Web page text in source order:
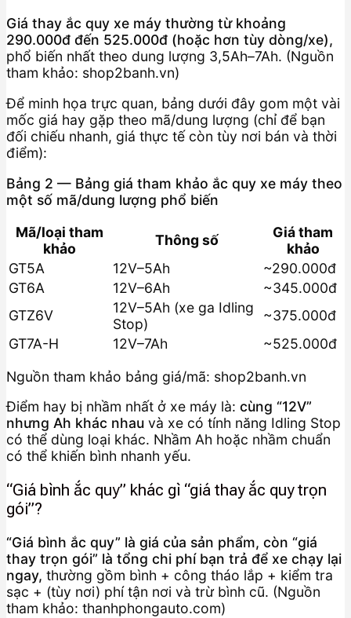
Giá thay ắc quy xe máy thường từ khoảng
290.000đ đến 525.000đ (hoặc hơn tùy dòng/xe),
phổ biến nhất theo dung lượng 3,5Ah–7Ah. (Nguồn
tham khảo: shop2banh.vn)
Để minh họa trực quan, bảng dưới đây gom một vài
mốc giá hay gặp theo mã/dung lượng (chỉ để bạn
đối chiếu nhanh, giá thực tế còn tùy nơi bán và thời
điểm):
Bảng 2 — Bảng giá tham khảo ắc quy xe máy theo
một số mã/dung lượng phổ biến
Mã/loại tham
khảo
Thông số
Giá tham
khảo
GT5A
12V–5Ah
~290.000đ
GT6A
12V–6Ah
~345.000đ
GTZ6V
12V–5Ah (xe ga Idling
Stop)
~375.000đ
GT7A-H
12V–7Ah
~525.000đ
Nguồn tham khảo bảng giá/mã: shop2banh.vn
Điểm hay bị nhầm nhất ở xe máy là: cùng “12V”
nhưng Ah khác nhau và xe có tính năng Idling Stop
có thể dùng loại khác. Nhầm Ah hoặc nhầm chuẩn
có thể khiến bình nhanh yếu.
“Giá bình ắc quy” khác gì “giá thay ắc quy trọn
gói”?
“Giá bình ắc quy” là giá của sản phẩm, còn “giá
thay trọn gói” là tổng chi phí bạn trả để xe chạy lại
ngay, thường gồm bình + công tháo lắp + kiểm tra
sạc + (tùy nơi) phí tận nơi và trừ bình cũ. (Nguồn
tham khảo: thanhphongauto.com)